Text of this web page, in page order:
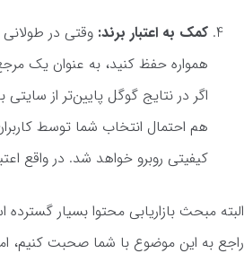
کمک به اعتبار برند:وقتی در
همواره حفظ کنید، به عنوان یک
اگر در نتایج گوگل پایین‌تر از
هم احتمال انتخاب شما توسط
کیفیتی روبرو خواهد شد. در واقع
البته مبحث بازاریابی محتوا بسیار
راجع به این موضوع با شما صحبت کنیم،